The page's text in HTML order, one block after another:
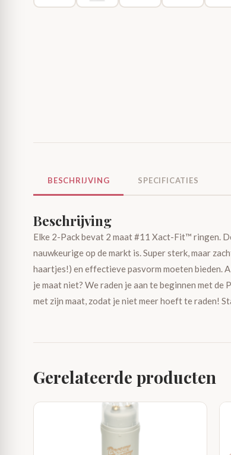
BESCHRIJVING SPECIFICATIES
Beschrijving
Elke 2-Pack bevat 2 maat #11 Xact-Fit™ ringen.
nauwkeurige op de markt is. Super sterk, maar
haartjes!) en effectieve pasvorm moeten bieden.
je maat niet? We raden je aan te beginnen met
met zijn maat, zodat je niet meer hoeft te raden!
Gerelateerde producten